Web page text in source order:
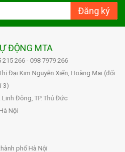
Đăng ký
ĐỘNG MTA
266 - 098 7979 266
Đại Kim Nguyễn Xiển, Hoàng Mai (đối
3)
Linh Đông, TP. Thủ Đức
Nội
phố Hà Nội